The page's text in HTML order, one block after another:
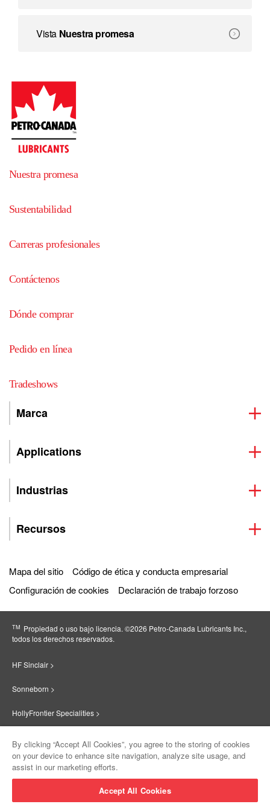
Nuestra promesa
Vista Nuestra promesa
Nuestra promesa
Sustentabilidad
Carreras profesionales
Contáctenos
Dónde comprar
Pedido en línea
Tradeshows
Marca
Applications
Industrias
Recursos
Mapa del sitio
Código de ética y conducta empresarial
Configuración de cookies
Declaración de trabajo forzoso
TM Propiedad o uso bajo licencia. ©2026 Petro‐Canada Lubricants Inc.,
todos los derechos reservados.
HF Sinclair >
Sonneborn >
HollyFrontier Specialities >
Suniso >
By clicking “Accept All Cookies”, you agree to the storing of cookies
on your device to enhance site navigation, analyze site usage, and
assist in our marketing efforts.
Accept All Cookies